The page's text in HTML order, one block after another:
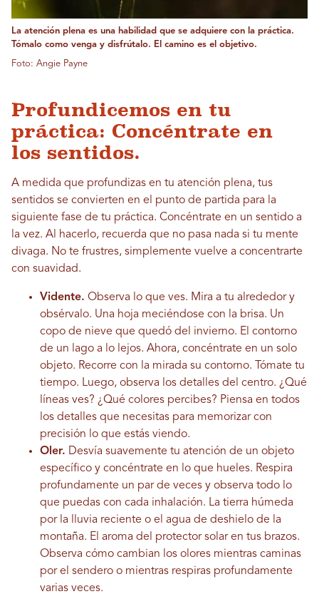
La atención plena es una habilidad que se adquiere con la práctica.
Tómalo como venga y disfrútalo. El camino es el objetivo.
Foto: Angie Payne
Profundicemos en tu
práctica: Concéntrate en
los sentidos.
A medida que profundizas en tu atención plena, tus
sentidos se convierten en el punto de partida para la
siguiente fase de tu práctica. Concéntrate en un sentido a
la vez. Al hacerlo, recuerda que no pasa nada si tu mente
divaga. No te frustres, simplemente vuelve a concentrarte
con suavidad.
Vidente. Observa lo que ves. Mira a tu alrededor y
obsérvalo. Una hoja meciéndose con la brisa. Un
copo de nieve que quedó del invierno. El contorno
de un lago a lo lejos. Ahora, concéntrate en un solo
objeto. Recorre con la mirada su contorno. Tómate tu
tiempo. Luego, observa los detalles del centro. ¿Qué
líneas ves? ¿Qué colores percibes? Piensa en todos
los detalles que necesitas para memorizar con
precisión lo que estás viendo.
Oler. Desvía suavemente tu atención de un objeto
específico y concéntrate en lo que hueles. Respira
profundamente un par de veces y observa todo lo
que puedas con cada inhalación. La tierra húmeda
por la lluvia reciente o el agua de deshielo de la
montaña. El aroma del protector solar en tus brazos.
Observa cómo cambian los olores mientras caminas
por el sendero o mientras respiras profundamente
varias veces.